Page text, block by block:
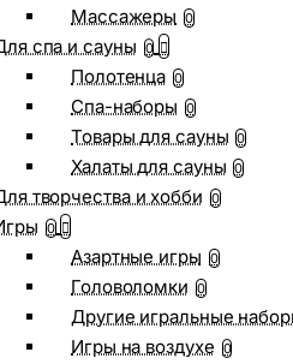
Массажеры 0
спа и сауны 0
Полотенца 0
Спа-наборы 0
Товары для сауны 0
Халаты для сауны 0
творчества и хобби 0
0
Азартные игры 0
Головоломки 0
Другие игральные
Игры на воздухе 0